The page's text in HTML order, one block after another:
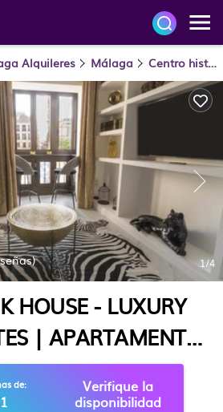
Alquileres Málaga Centro histórico de Málaga
1/4
HOUSE - LUXURY
| APARTAMENTO
MÁLAGA
de:
Verifique la
disponibilidad